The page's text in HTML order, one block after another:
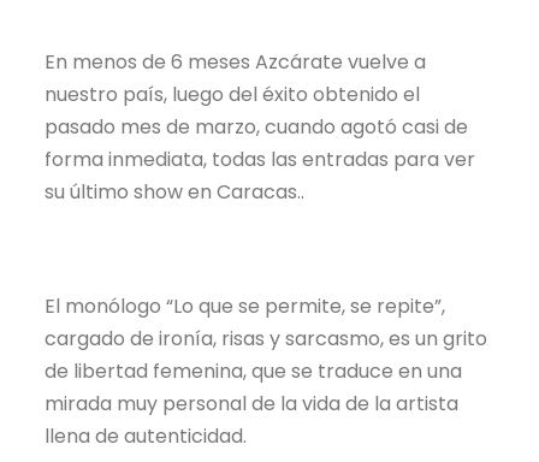
En menos de 6 meses Azcárate vuelve a
nuestro país, luego del éxito obtenido el
pasado mes de marzo, cuando agotó casi de
forma inmediata, todas las entradas para ver
su último show en Caracas..
El monólogo “Lo que se permite, se repite”,
cargado de ironía, risas y sarcasmo, es un grito
de libertad femenina, que se traduce en una
mirada muy personal de la vida de la artista
llena de autenticidad.